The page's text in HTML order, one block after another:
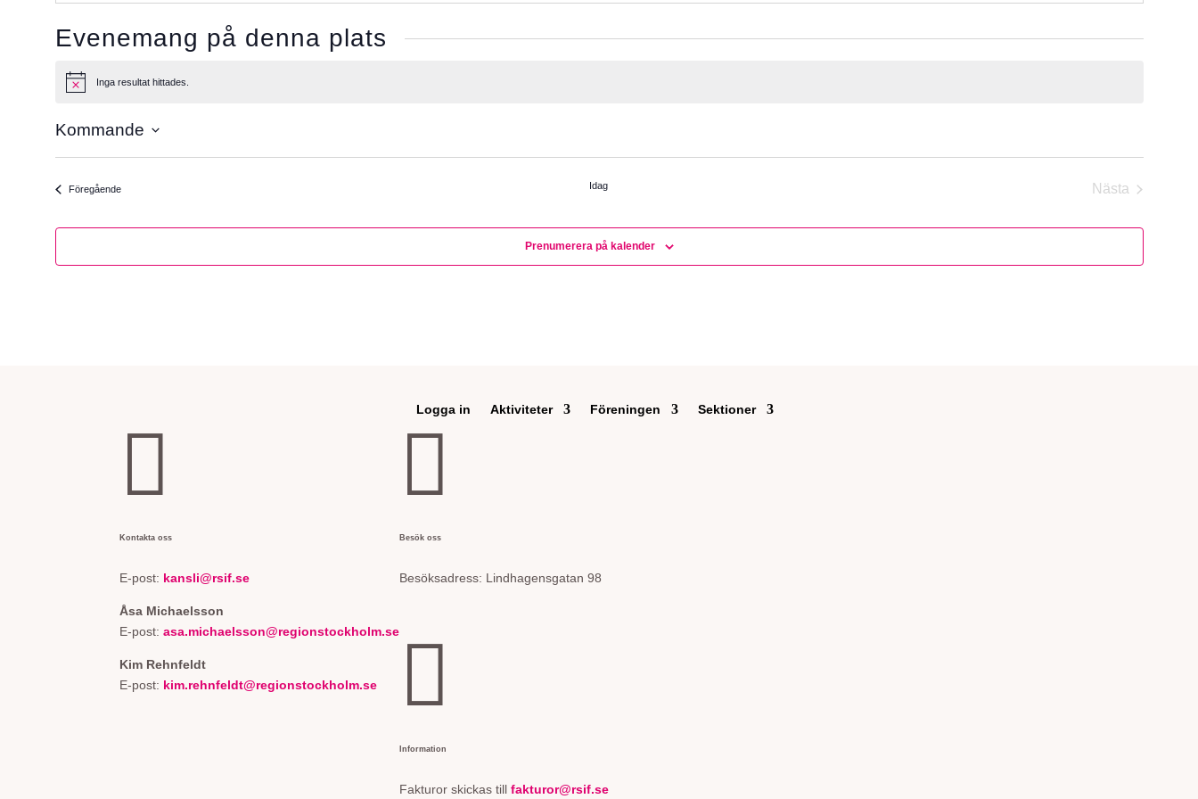
Evenemang på denna plats
MeddelandeInga resultat hittades.
Kommande
FöregåendeEvenemang Idag
Nästa
Prenumerera på kalender
Logga in Aktiviteter Föreningen Sektioner

Kontakta oss
E-post: kansli@rsif.se
Åsa Michaelsson
E-post: asa.michaelsson@regionstockholm.se
Kim Rehnfeldt
E-post: kim.rehnfeldt@regionstockholm.se

Besök oss
Besöksadress: Lindhagensgatan 98

Information
Fakturor skickas tillfakturor@rsif.se